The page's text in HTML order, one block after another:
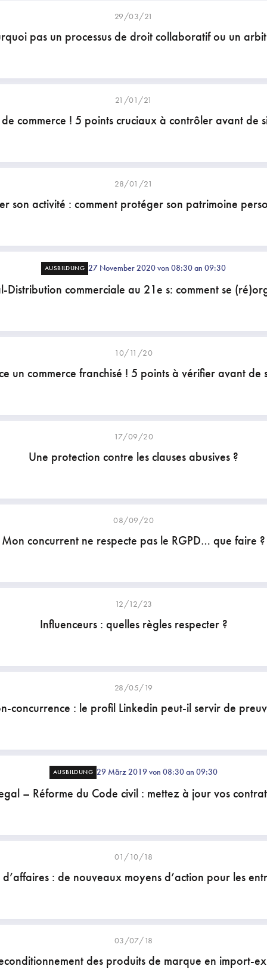
29/03/21
pas un processus de droit collaboratif ou un
21/01/21
de commerce ! 5 points cruciaux à contrôler avant de
28/01/21
son activité : comment protéger son patrimoine
AUSBILDUNG 27 November 2020 von 08:30 an 09:30
Distribution commerciale au 21e s: comment se
10/11/20
un commerce franchisé ! 5 points à vérifier avant de
17/09/20
Une protection contre les clauses abusives ?
08/09/20
Mon concurrent ne respecte pas le RGPD… que faire ?
12/12/23
Influenceurs : quelles règles respecter ?
28/05/19
concurrence : le profil Linkedin peut-il servir de
AUSBILDUNG 29 März 2019 von 08:30 an 09:30
– Réforme du Code civil : mettez à jour vos
01/10/18
d’affaires : de nouveaux moyens d’action pour les
03/07/18
des produits de marque en import-